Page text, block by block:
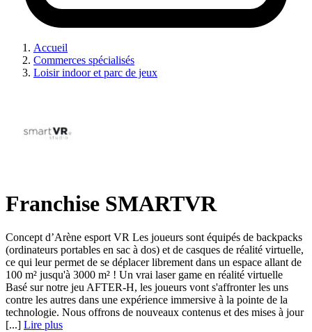
Accueil
Commerces spécialisés
Loisir indoor et parc de jeux
Franchise SMARTVR
Concept d’Arène esport VR Les joueurs sont équipés de backpacks
(ordinateurs portables en sac à dos) et de casques de réalité virtuelle,
ce qui leur permet de se déplacer librement dans un espace allant de
100 m² jusqu'à 3000 m² ! Un vrai laser game en réalité virtuelle
Basé sur notre jeu AFTER-H, les joueurs vont s'affronter les uns
contre les autres dans une expérience immersive à la pointe de la
technologie. Nous offrons de nouveaux contenus et des mises à jour
[...] Lire plus